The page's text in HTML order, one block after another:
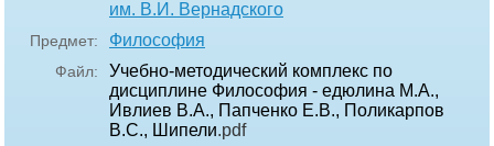
им. В.И. Вернадского
Предмет: Философия
Файл:
Учебно-методический комплекс по
дисциплине Философия - едюлина М.А.,
Ивлиев В.А., Папченко Е.В., Поликарпов
В.С., Шипели.pdf